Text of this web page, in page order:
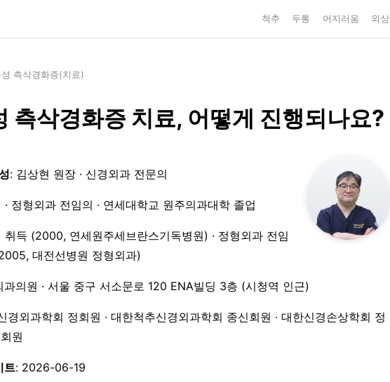
척추 두통 어지러움 외상
측삭경화증(치료)
측삭경화증 치료, 어떻게 진행되나요?
: 김상현 원장 · 신경외과 전문의
정형외과 전임의 · 연세대학교 원주의과대학 졸업
취득 (2000, 연세원주세브란스기독병원) · 정형외과 전임
대전선병원 정형외과)
과의원 · 서울 중구 서소문로 120 ENA빌딩 3층 (시청역 인근)
경외과학회 정회원 · 대한척추신경외과학회 종신회원 · 대한신경손상학회 정
원
트: 2026-06-19